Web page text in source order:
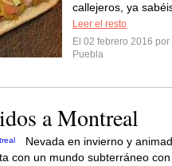
callejeros, ya
Leer el resto
El 02 febrero 2016 por
Puebla
a Montreal
Nevada en invierno y
con un mundo subterráneo